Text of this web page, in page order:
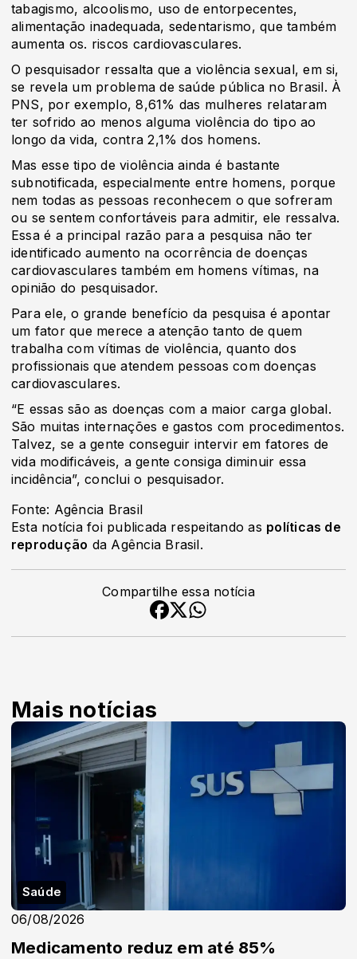
tabagismo, alcoolismo, uso de entorpecentes,
alimentação inadequada, sedentarismo, que também
aumenta os. riscos cardiovasculares.
O pesquisador ressalta que a violência sexual, em si,
se revela um problema de saúde pública no Brasil. À
PNS, por exemplo, 8,61% das mulheres relataram
ter sofrido ao menos alguma violência do tipo ao
longo da vida, contra 2,1% dos homens.
Mas esse tipo de violência ainda é bastante
subnotificada, especialmente entre homens, porque
nem todas as pessoas reconhecem o que sofreram
ou se sentem confortáveis para admitir, ele ressalva.
Essa é a principal razão para a pesquisa não ter
identificado aumento na ocorrência de doenças
cardiovasculares também em homens vítimas, na
opinião do pesquisador.
Para ele, o grande benefício da pesquisa é apontar
um fator que merece a atenção tanto de quem
trabalha com vítimas de violência, quanto dos
profissionais que atendem pessoas com doenças
cardiovasculares.
“E essas são as doenças com a maior carga global.
São muitas internações e gastos com procedimentos.
Talvez, se a gente conseguir intervir em fatores de
vida modificáveis, a gente consiga diminuir essa
incidência”, conclui o pesquisador.
Fonte: Agência Brasil
Esta notícia foi publicada respeitando as políticas de
reprodução da Agência Brasil.
Compartilhe essa notícia
Mais notícias
Saúde
06/08/2026
Medicamento reduz em até 85%